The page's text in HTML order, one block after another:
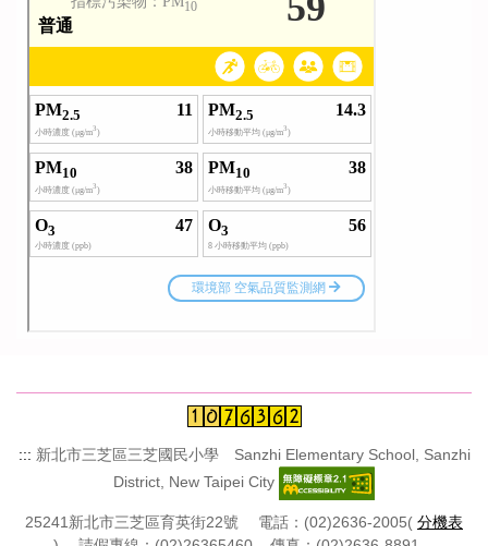
::: 新北市三芝區三芝國民小學 Sanzhi Elementary School, Sanzhi
District, New Taipei City
25241新北市三芝區育英街22號 電話：(02)2636-2005( 分機表